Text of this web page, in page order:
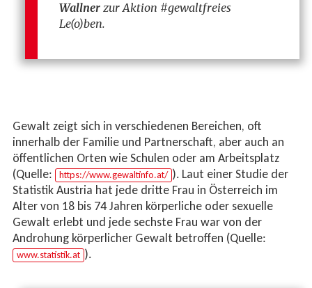
Wallner zur Aktion #gewaltfreies
Le(o)ben.
Gewalt zeigt sich in verschiedenen Bereichen, oft
innerhalb der Familie und Partnerschaft, aber auch an
öffentlichen Orten wie Schulen oder am Arbeitsplatz
(Quelle:
https://www.gewaltinfo.at/ ). Laut einer Studie der
Statistik Austria hat jede dritte Frau in Österreich im
Alter von 18 bis 74 Jahren körperliche oder sexuelle
Gewalt erlebt und jede sechste Frau war von der
Androhung körperlicher Gewalt betroffen (Quelle:
www.statistik.at ).